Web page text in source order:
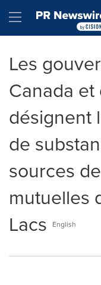
Hamburger
Les
Canada et
désignent
de
sources
mutuelles
Lacs
English